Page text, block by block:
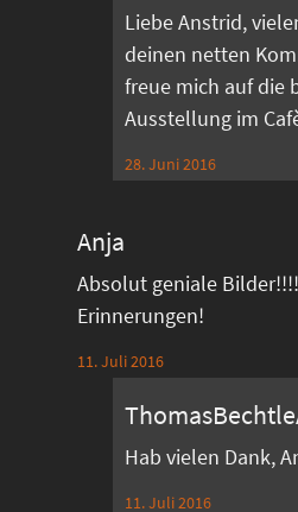
Liebe Anstrid,
deinen netten
freue mich auf die
Ausstellung im
28. Juni 2016
Anja
Absolut geniale
Erinnerungen!
11. Juli 2016
Hab vielen Dank,
11. Juli 2016